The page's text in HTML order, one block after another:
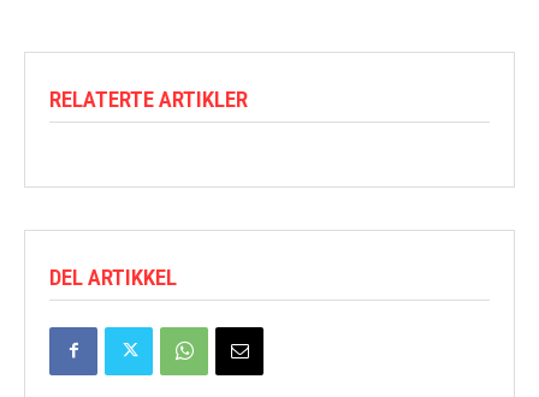
RELATERTE ARTIKLER
DEL ARTIKKEL